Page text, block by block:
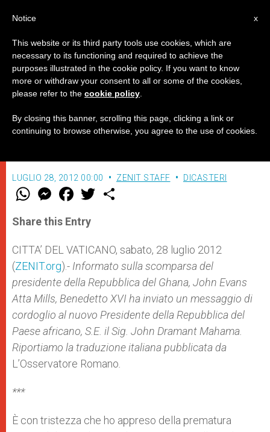
Benedetto XVI prega per il Ghana
Messaggio del Papa al nuovo
LUGLIO 28, 2012 00:00 ZENIT STAFF DICASTERI
W
t
s
p
p
M
e
s
e
g
e
r
F
a
e
b
o
k
w
r
Share this Entry
CITTA’ DEL VATICANO, sabato, 28 luglio 2012
(ZENIT.org).- Informato sulla scomparsa del
presidente della Repubblica del Ghana, John Evans
Atta Mills, Benedetto XVI ha inviato un messaggio di
cordoglio al nuovo Presidente della Repubblica del
Paese africano, S.E. il Sig. John Dramant Mahama.
Riportiamo la traduzione italiana pubblicatada
L’Osservatore Romano
***
È con tristezza che ho appreso della prematura
x
Notice
This website or its third party tools use cookies, which are
necessary to its functioning and required to achieve the
purposes illustrated in the cookie policy. If you want to know
more or withdraw your consent to all or some of the cookies,
please refer to the cookie policy
By closing this banner, scrolling this page, clicking a link or
continuing to browse otherwise, you agree to the use of cookies.